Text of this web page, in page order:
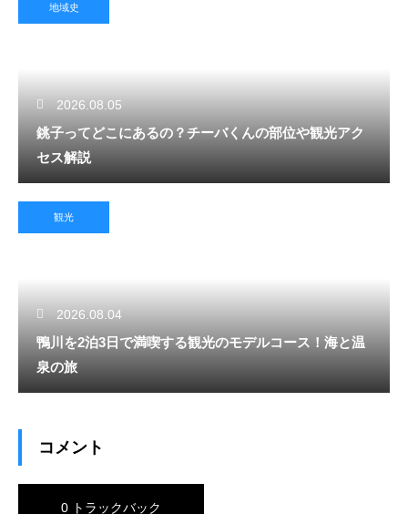
地域史
2026.08.05
銚子ってどこにあるの？チーバくんの部位や観光アク
セス解説
観光
2026.08.04
鴨川を2泊3日で満喫する観光のモデルコース！海と温
泉の旅
コメント
0 トラックバック